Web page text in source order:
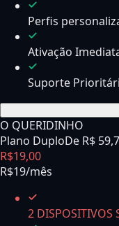
Perfis
Ativação
Suporte
O QUERIDINHO
Plano DuploDe R$
R$19,00
R$19/mês
2 DISPOSITIVOS